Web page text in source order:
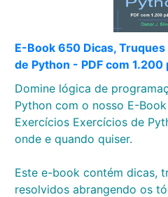
E-Book 650 Dicas,
de Python - PDF com 1.200
Domine lógica de
Python com o nosso E-
Exercícios Exercícios de
onde e quando quiser.
Este e-book contém dicas,
resolvidos abrangendo os